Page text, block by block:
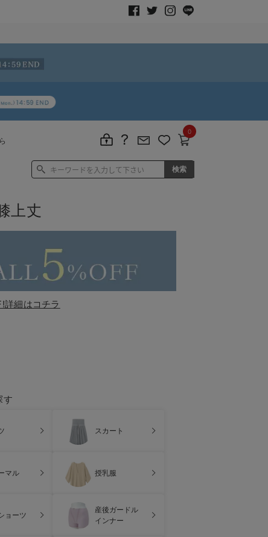
0
上丈
詳細はコチラ
す
スカート
マル 授乳服
ョーツ
産後ガードル
インナー